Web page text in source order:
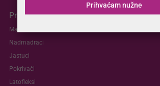
Proizvodi
Madraci
Nadmadraci
Jastuci
Pokrivači
Latofleksi
Prihvaćam nužne